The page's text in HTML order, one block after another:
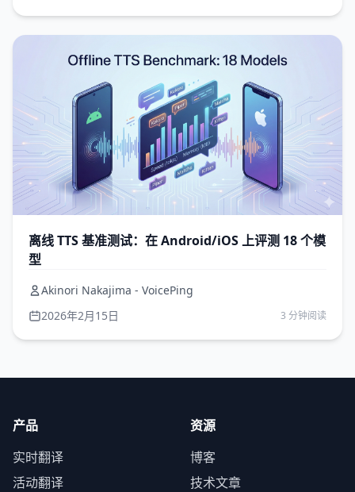
离线 TTS 基准测试：在 Android/iOS 上评测 18 个模
型
Akinori Nakajima - VoicePing
2026年2月15日
3 分钟阅读
产品
实时翻译
活动翻译
资源
博客
技术文章